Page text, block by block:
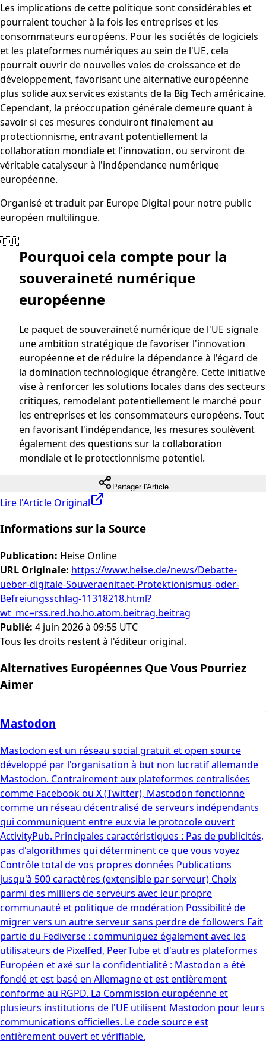
Les implications de cette politique sont considérables et
pourraient toucher à la fois les entreprises et les
consommateurs européens. Pour les sociétés de logiciels
et les plateformes numériques au sein de l'UE, cela
pourrait ouvrir de nouvelles voies de croissance et de
développement, favorisant une alternative européenne
plus solide aux services existants de la Big Tech américaine.
Cependant, la préoccupation générale demeure quant à
savoir si ces mesures conduiront finalement au
protectionnisme, entravant potentiellement la
collaboration mondiale et l'innovation, ou serviront de
véritable catalyseur à l'indépendance numérique
européenne.
Organisé et traduit par Europe Digital pour notre public
européen multilingue.
🇪🇺
Pourquoi cela compte pour la
souveraineté numérique
européenne
Le paquet de souveraineté numérique de l'UE signale
une ambition stratégique de favoriser l'innovation
européenne et de réduire la dépendance à l'égard de
la domination technologique étrangère. Cette initiative
vise à renforcer les solutions locales dans des secteurs
critiques, remodelant potentiellement le marché pour
les entreprises et les consommateurs européens. Tout
en favorisant l'indépendance, les mesures soulèvent
également des questions sur la collaboration
mondiale et le protectionnisme potentiel.
Partager l'Article
Lire l'Article Original
Informations sur la Source
Publication: Heise Online
URL Originale: https://www.heise.de/news/Debatte-
ueber-digitale-Souveraenitaet-Protektionismus-oder-
Befreiungsschlag-11318218.html?
wt_mc=rss.red.ho.ho.atom.beitrag.beitrag
Publié: 4 juin 2026 à 09:55 UTC
Tous les droits restent à l'éditeur original.
Alternatives Européennes Que Vous Pourriez
Aimer
Mastodon
Mastodon est un réseau social gratuit et open source
développé par l'organisation à but non lucratif allemande
Mastodon. Contrairement aux plateformes centralisées
comme Facebook ou X (Twitter), Mastodon fonctionne
comme un réseau décentralisé de serveurs indépendants
qui communiquent entre eux via le protocole ouvert
ActivityPub. Principales caractéristiques : Pas de publicités,
pas d'algorithmes qui déterminent ce que vous voyez
Contrôle total de vos propres données Publications
jusqu'à 500 caractères (extensible par serveur) Choix
parmi des milliers de serveurs avec leur propre
communauté et politique de modération Possibilité de
migrer vers un autre serveur sans perdre de followers Fait
partie du Fediverse : communiquez également avec les
utilisateurs de Pixelfed, PeerTube et d'autres plateformes
Européen et axé sur la confidentialité : Mastodon a été
fondé et est basé en Allemagne et est entièrement
conforme au RGPD. La Commission européenne et
plusieurs institutions de l'UE utilisent Mastodon pour leurs
communications officielles. Le code source est
entièrement ouvert et vérifiable.